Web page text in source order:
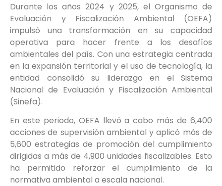
Durante los años 2024 y 2025, el Organismo de
Evaluación y Fiscalización Ambiental (OEFA)
impulsó una transformación en su capacidad
operativa para hacer frente a los desafíos
ambientales del país. Con una estrategia centrada
en la expansión territorial y el uso de tecnología, la
entidad consolidó su liderazgo en el Sistema
Nacional de Evaluación y Fiscalización Ambiental
(Sinefa).
En este periodo, OEFA llevó a cabo más de 6,400
acciones de supervisión ambiental y aplicó más de
5,600 estrategias de promoción del cumplimiento
dirigidas a más de 4,900 unidades fiscalizables. Esto
ha permitido reforzar el cumplimiento de la
normativa ambiental a escala nacional.